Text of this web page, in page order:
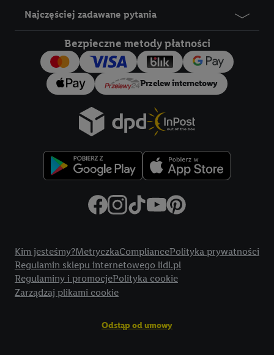
Najczęściej zadawane pytania
Bezpieczne metody płatności
Przelew internetowy
Kim jesteśmy?MetryczkaCompliancePolityka prywatności
Regulamin sklepu internetowego lidl.pl
Regulaminy i promocjePolityka cookie
Zarządzaj plikami cookie
Odstąp od umowy